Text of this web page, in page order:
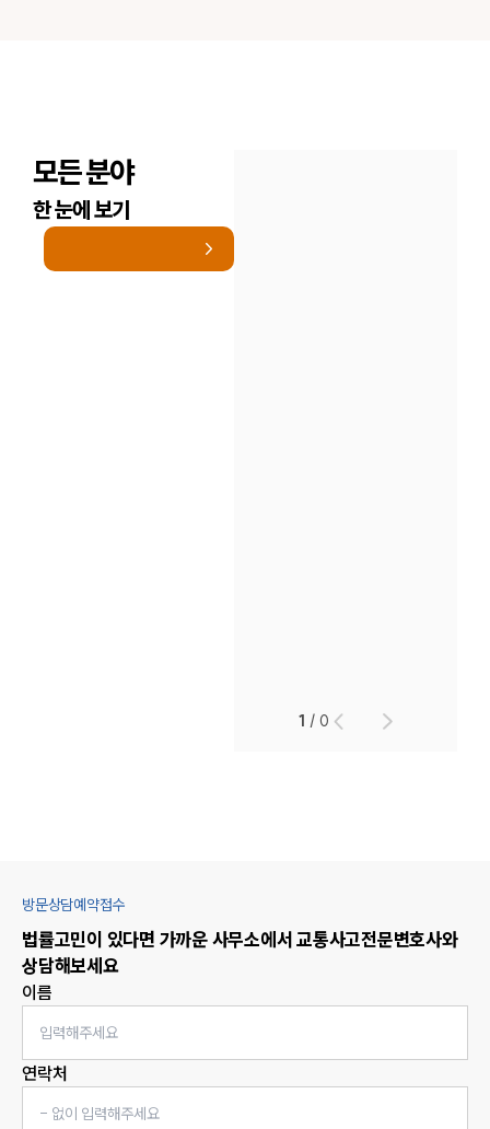
모든 분야
한 눈에 보기
1 /0
방문상담예약접수
법률고민이 있다면 가까운 사무소에서 교통사고전문변호사와
상담해보세요
이름
연락처